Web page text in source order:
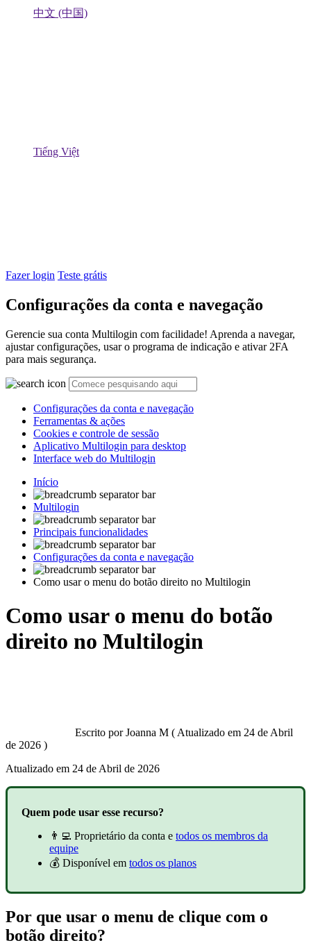
中文 (中国)
Tiếng Việt
Fazer login Teste grátis
Configurações da conta e navegação
Gerencie sua conta Multilogin com facilidade! Aprenda a navegar,
ajustar configurações, usar o programa de indicação e ativar 2FA
para mais segurança.
Configurações da conta e navegação
Ferramentas & ações
Cookies e controle de sessão
Aplicativo Multilogin para desktop
Interface web do Multilogin
Início
Multilogin
Principais funcionalidades
Configurações da conta e navegação
Como usar o menu do botão direito no Multilogin
Como usar o menu do botão
direito no Multilogin
Escrito por Joanna M ( Atualizado em 24 de Abril
de 2026 )
Atualizado em 24 de Abril de 2026
Quem pode usar esse recurso?
👨‍💻 Proprietário da conta e todos os membros da
equipe
💰 Disponível em todos os planos
Por que usar o menu de clique com o
botão direito?